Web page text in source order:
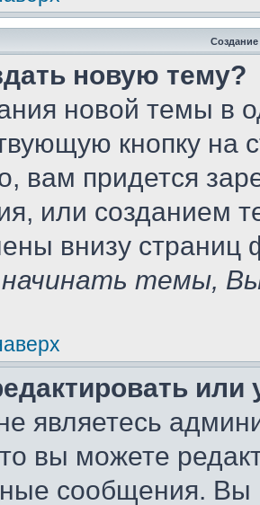
новую тему?
новой темы в
кнопку
вам придется
или созданием
внизу
начинать темы,
являетесь
вы можете
сообщения. Вы